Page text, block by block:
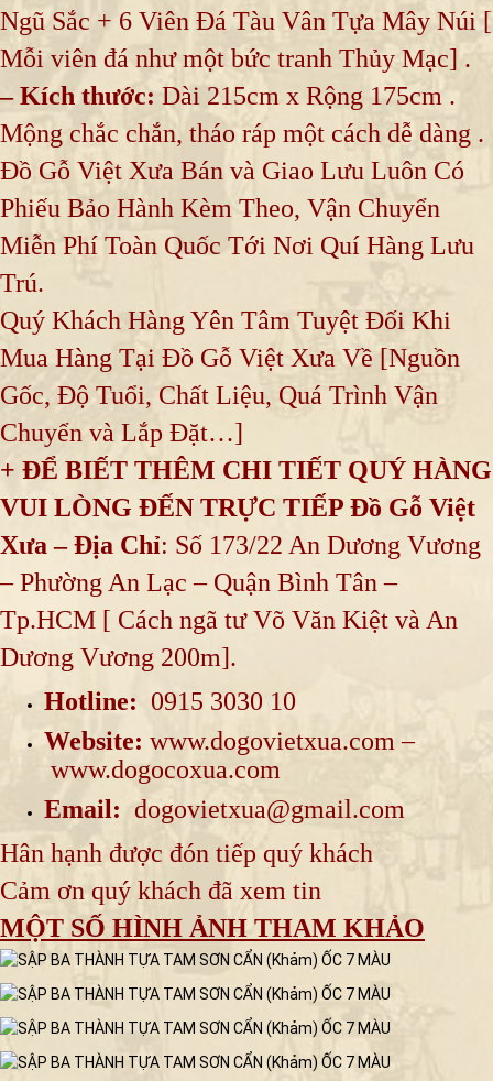
Ngũ Sắc + 6 Viên Đá Tàu Vân Tựa Mây Núi [
Mỗi viên đá như một bức tranh Thủy Mạc] .
– Kích thước: Dài 215cm x Rộng 175cm .
Mộng chắc chắn, tháo ráp một cách dễ dàng .
Đồ Gỗ Việt Xưa Bán và Giao Lưu Luôn Có
Phiếu Bảo Hành Kèm Theo, Vận Chuyển
Miễn Phí Toàn Quốc Tới Nơi Quí Hàng Lưu
Trú.
Quý Khách Hàng Yên Tâm Tuyệt Đối Khi
Mua Hàng Tại Đồ Gỗ Việt Xưa Về [Nguồn
Gốc, Độ Tuổi, Chất Liệu, Quá Trình Vận
Chuyển và Lắp Đặt…]
+ ĐỂ BIẾT THÊM CHI TIẾT QUÝ HÀNG
VUI LÒNG ĐẾN TRỰC TIẾP Đồ Gỗ Việt
Xưa – Địa Chỉ: Số 173/22 An Dương Vương
– Phường An Lạc – Quận Bình Tân –
Tp.HCM [ Cách ngã tư Võ Văn Kiệt và An
Dương Vương 200m].
Hotline: 0915 3030 10
Website: www.dogovietxua.com–
www.dogocoxua.com
Email: dogovietxua@gmail.com
Hân hạnh được đón tiếp quý khách
Cảm ơn quý khách đã xem tin
MỘT SỐ HÌNH ẢNH THAM KHẢO
TRƯỜNG KỶ CỔ XƯA - BỘ TRƯỜNG KỶ
ĐẠI TÍCH CỔ ĐỒ: UY NGHI - HOÀNH
TRÁNG
Liên hệ để báo giá